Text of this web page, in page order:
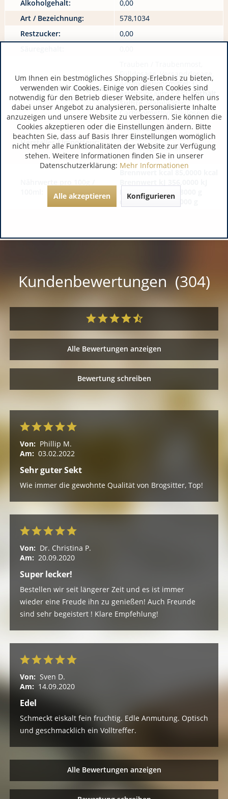
Alkoholgehalt:
0,00
Art / Bezeichnung:
578,1034
Restzucker:
0,00
Inhaltsstoffe / Allergene:
Fülldosage, Versanddosage,
Antioxidationsmittel: L-
Ascorbinsäure E330,enthält
Sulfite, Stabilisator:
Carboxymethylcellulose
Hersteller / Importeur:
WeinhausBrogsitter
DE 53501 Grafschaft
www.brogsitter.de
Kohlenhydrate 4,8000 g
davon Zucker 4,2000 g
Kundenbewertungen (304)
Alle Bewertungen anzeigen
Bewertung schreiben
Von: Phillip M.
Am: 03.02.2022
Sehr guter Sekt
Wie immer die gewohnte Qualität von Brogsitter, Top!
Von: Dr. Christina P.
Am: 20.09.2020
Super lecker!
Bestellen wir seit längerer Zeit und es ist immer
wieder eine Freude ihn zu genießen! Auch Freunde
sind sehr begeistert ! Klare Empfehlung!
Von: Sven D.
Am: 14.09.2020
Edel
Schmeckt eiskalt fein fruchtig. Edle Anmutung. Optisch
und geschmacklich ein Volltreffer.
Alle Bewertungen anzeigen
Um Ihnen ein bestmögliches Shopping-Erlebnis zu bieten,
verwenden wir Cookies. Einige von diesen Cookies sind
notwendig für den Betrieb dieser Website, andere helfen uns
dabei unser Angebot zu analysieren, personalisierte Inhalte
anzuzeigen und unsere Website zu verbessern. Sie können die
Cookies akzeptieren oder die Einstellungen ändern. Bitte
beachten Sie, dass auf Basis Ihrer Einstellungen womöglich
nicht mehr alle Funktionalitäten der Website zur Verfügung
stehen. Weitere Informationen finden Sie in unserer
Datenschutzerklärung: Mehr Informationen
Alle akzeptieren Konfigurieren